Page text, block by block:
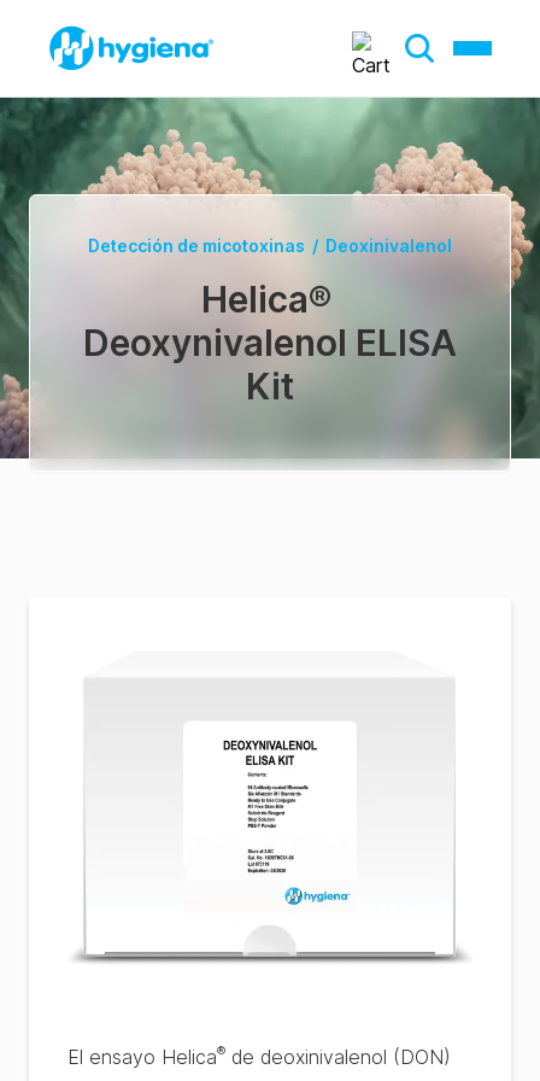
Detección de micotoxinas / Deoxinivalenol
Helica®
Deoxynivalenol ELISA
Kit
El ensayo Helica® de deoxinivalenol (DON)